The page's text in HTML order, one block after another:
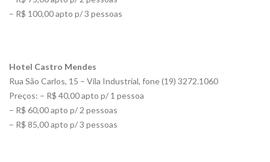
– R$ 100,00 apto p/ 3 pessoas
Hotel Castro Mendes
Rua São Carlos, 15 – Vila Industrial, fone (19) 3272.1060
Preços: – R$ 40,00 apto p/ 1 pessoa
– R$ 60,00 apto p/ 2 pessoas
– R$ 85,00 apto p/ 3 pessoas